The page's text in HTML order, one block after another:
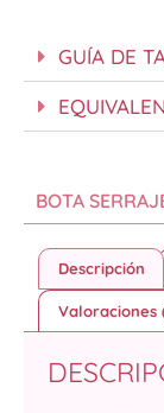
GUÍA DE
BOTA
Descripción
Valoraciones